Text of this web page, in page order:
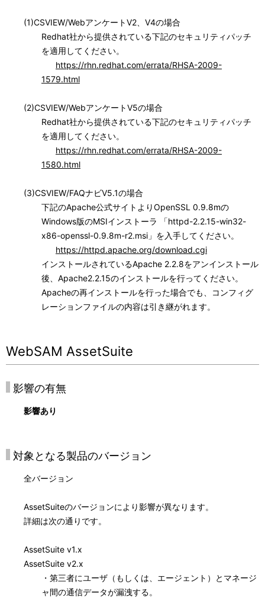
(1)CSVIEW/WebアンケートV2、V4の場合
Redhat社から提供されている下記のセキュリティパッチ
を適用してください。
https://rhn.redhat.com/errata/RHSA-2009-
1579.html
(2)CSVIEW/WebアンケートV5の場合
Redhat社から提供されている下記のセキュリティパッチ
を適用してください。
https://rhn.redhat.com/errata/RHSA-2009-
1580.html
(3)CSVIEW/FAQナビV5.1の場合
下記のApache公式サイトよりOpenSSL 0.9.8mの
Windows版のMSIインストーラ 「httpd-2.2.15-win32-
x86-openssl-0.9.8m-r2.msi」を入手してください。
https://httpd.apache.org/download.cgi
インストールされているApache 2.2.8をアンインストール
後、Apache2.2.15のインストールを行ってください。
Apacheの再インストールを行った場合でも、コンフィグ
レーションファイルの内容は引き継がれます。
WebSAM AssetSuite
影響の有無
影響あり
対象となる製品のバージョン
全バージョン
AssetSuiteのバージョンにより影響が異なります。
詳細は次の通りです。
AssetSuite v1.x
AssetSuite v2.x
・第三者にユーザ（もしくは、エージェント）とマネージ
ャ間の通信データが漏洩する。